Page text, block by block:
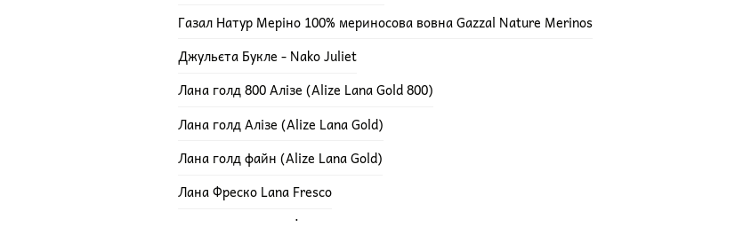
Газал Натур Меріно 100% мериносова вовна Gazzal Nature Merinos
Джульєта Букле - Nako Juliet
Лана голд 800 Алізе (Alize Lana Gold 800)
Лана голд Алізе (Alize Lana Gold)
Лана голд файн (Alize Lana Gold)
Лана Фреско Lana Fresco
Меріно Роял - MERİNO ROYAL ALIZE 100% мериносова вовна